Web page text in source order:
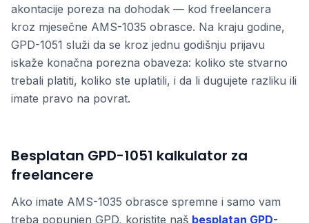
akontacije poreza na dohodak — kod freelancera
kroz mjesečne AMS-1035 obrasce. Na kraju godine,
GPD-1051 služi da se kroz jednu godišnju prijavu
iskaže konačna porezna obaveza: koliko ste stvarno
trebali platiti, koliko ste uplatili, i da li dugujete razliku ili
imate pravo na povrat.
Besplatan GPD-1051 kalkulator za
freelancere
Ako imate AMS-1035 obrasce spremne i samo vam
treba popunjen GPD, koristite naš besplatan GPD-